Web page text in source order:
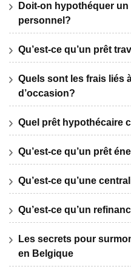
Doit-on hypothéquer
personnel?
Qu’est-ce qu’un prêt
Quels sont les frais liés
d’occasion?
Quel prêt hypothécaire
Qu’est-ce qu’un prêt
Qu’est-ce qu’une
Qu’est-ce qu’un
Les secrets pour
en Belgique